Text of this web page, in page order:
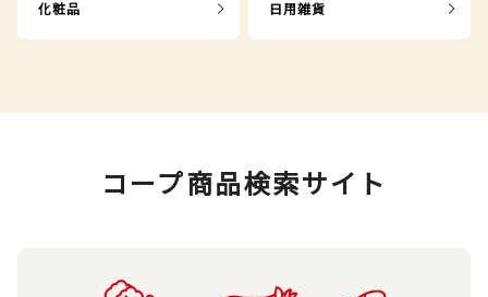
化粧品 日用雑貨
コープ商品検索サイト